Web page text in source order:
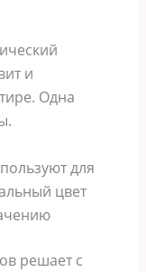
и
Одна
для
цвет
решает с